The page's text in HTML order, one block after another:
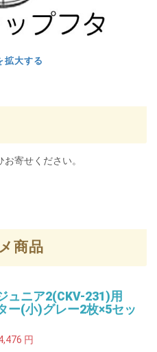
拡大する
寄せください。
商品
ュニア2(CKV-231)用
ー(小)グレー2枚×5セッ
円